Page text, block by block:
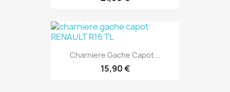
Charniere Gache Capot...
15,90 €